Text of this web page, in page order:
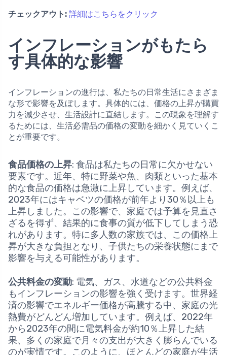
チェックアウト: 詳細はこちらをクリック
インフレーションがもたら
す具体的な影響
インフレーションの進行は、私たちの日常生活にさまざま
な形で影響を及ぼします。具体的には、価格の上昇が購買
力を減少させ、生活設計に直結します。この現象を理解す
るためには、生活必需品の価格の変動を細かく見ていくこ
とが重要です。
食品価格の上昇: 食品は私たちの日常に欠かせない
要素です。近年、特に野菜や魚、肉類といった基本
的な食品の価格は急激に上昇しています。例えば、
2023年にはキャベツの価格が前年より30％以上も
上昇しました。この影響で、家庭では予算を見直さ
ざるを得ず、結果的に食事の質が低下してしまう恐
れがあります。特に多人数の家族では、この価格上
昇が大きな負担となり、子供たちの栄養状態にまで
影響を与える可能性があります。
公共料金の変動: 電気、ガス、水道などの公共料金
もインフレーションの影響を強く受けます。世界経
済の影響でエネルギー価格が高騰する中、家庭の光
熱費がどんどん増加しています。例えば、2022年
から2023年の間に電気料金が約10％上昇した結
果、多くの家庭で月々の支出が大きく膨らんでいる
のが実情です。このように、ほとんどの家庭が生活